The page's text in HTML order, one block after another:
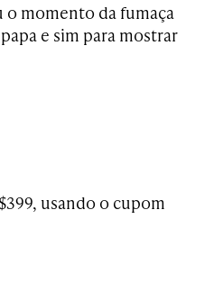
o momento da fumaça
e sim para mostrar
usando o cupom